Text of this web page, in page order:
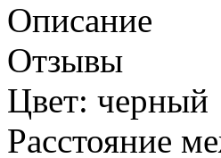
Описание
Отзывы
Цвет: черный
Расстояние